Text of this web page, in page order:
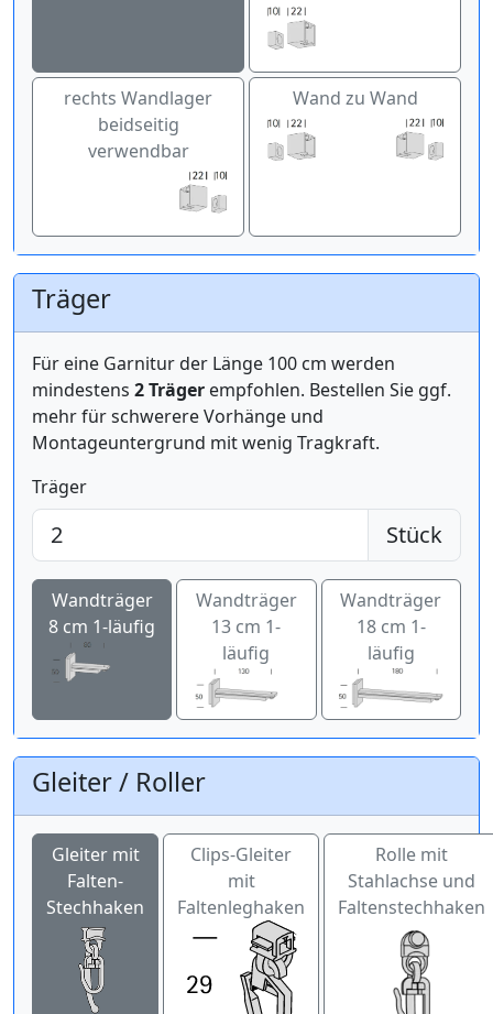
rechts Wandlager
beidseitig
verwendbar
Wand zu Wand
Träger
Für eine Garnitur der Länge 100 cm werden
mindestens 2 Träger empfohlen. Bestellen Sie ggf.
mehr für schwerere Vorhänge und
Montageuntergrund mit wenig Tragkraft.
Träger
Stück
Wandträger
8 cm 1-läufig
Wandträger
13 cm 1-
läufig
Wandträger
18 cm 1-
läufig
Gleiter / Roller
Gleiter mit
Falten-
Stechhaken
Clips-Gleiter
mit
Faltenleghaken
Rolle mit
Stahlachse und
Faltenstechhaken